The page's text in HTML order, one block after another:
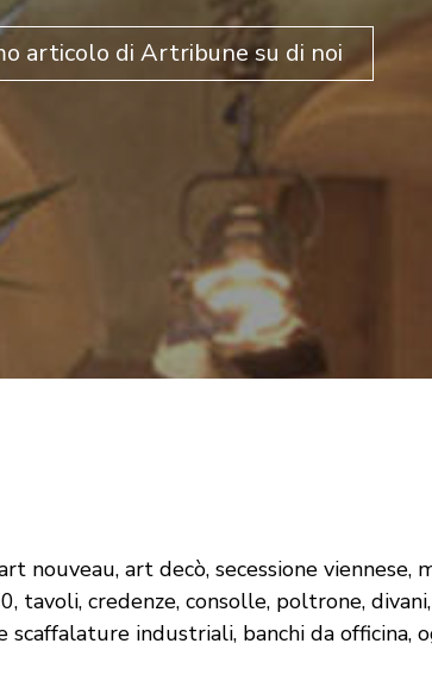
articolo di Artribune su di noi
art decò, secessione viennese,
tavoli, credenze, consolle, poltrone,
scaffalature industriali, banchi da officina,